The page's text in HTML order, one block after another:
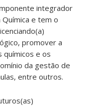
integrador
Química e tem o
promover a
químicos e os
da gestão de
entre outros.